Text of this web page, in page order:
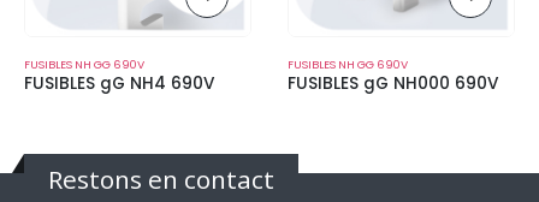
FUSIBLES NH GG 690V
FUSIBLES gG NH4 690V
FUSIBLES NH GG 690V
FUSIBLES gG NH000 690V
Restons en contact